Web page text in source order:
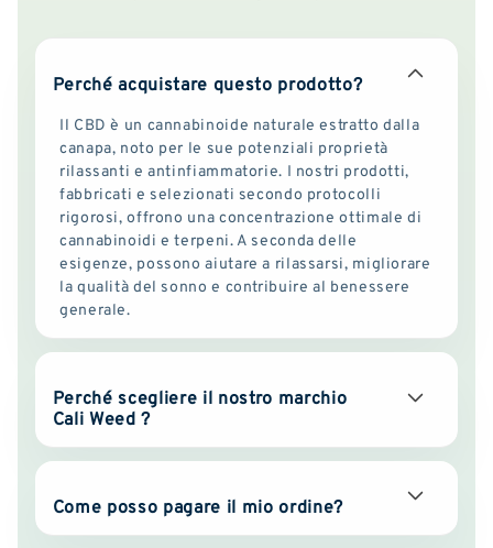
Perché acquistare questo prodotto?
Il CBD è un cannabinoide naturale estratto dalla
canapa, noto per le sue potenziali proprietà
rilassanti e antinfiammatorie. I nostri prodotti,
fabbricati e selezionati secondo protocolli
rigorosi, offrono una concentrazione ottimale di
cannabinoidi e terpeni. A seconda delle
esigenze, possono aiutare a rilassarsi, migliorare
la qualità del sonno e contribuire al benessere
generale.
Perché scegliere il nostro marchio
Cali Weed ?
Come posso pagare il mio ordine?